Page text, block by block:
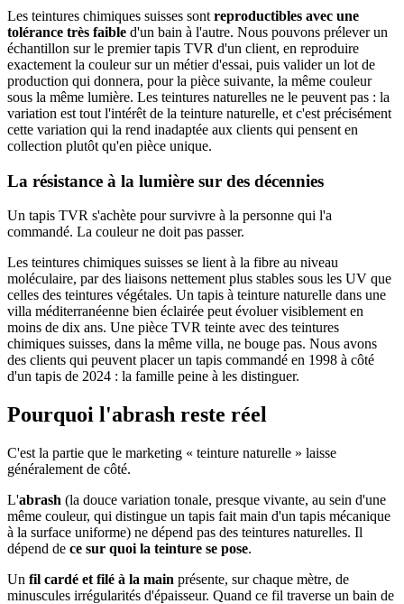
Les teintures chimiques suisses sont reproductibles avec une
tolérance très faible d'un bain à l'autre. Nous pouvons prélever un
échantillon sur le premier tapis TVR d'un client, en reproduire
exactement la couleur sur un métier d'essai, puis valider un lot de
production qui donnera, pour la pièce suivante, la même couleur
sous la même lumière. Les teintures naturelles ne le peuvent pas : la
variation est tout l'intérêt de la teinture naturelle, et c'est précisément
cette variation qui la rend inadaptée aux clients qui pensent en
collection plutôt qu'en pièce unique.
La résistance à la lumière sur des décennies
Un tapis TVR s'achète pour survivre à la personne qui l'a
commandé. La couleur ne doit pas passer.
Les teintures chimiques suisses se lient à la fibre au niveau
moléculaire, par des liaisons nettement plus stables sous les UV que
celles des teintures végétales. Un tapis à teinture naturelle dans une
villa méditerranéenne bien éclairée peut évoluer visiblement en
moins de dix ans. Une pièce TVR teinte avec des teintures
chimiques suisses, dans la même villa, ne bouge pas. Nous avons
des clients qui peuvent placer un tapis commandé en 1998 à côté
d'un tapis de 2024 : la famille peine à les distinguer.
Pourquoi l'abrash reste réel
C'est la partie que le marketing « teinture naturelle » laisse
généralement de côté.
L'abrash (la douce variation tonale, presque vivante, au sein d'une
même couleur, qui distingue un tapis fait main d'un tapis mécanique
à la surface uniforme) ne dépend pas des teintures naturelles. Il
dépend de ce sur quoi la teinture se pose.
Un fil cardé et filé à la main présente, sur chaque mètre, de
minuscules irrégularités d'épaisseur. Quand ce fil traverse un bain de